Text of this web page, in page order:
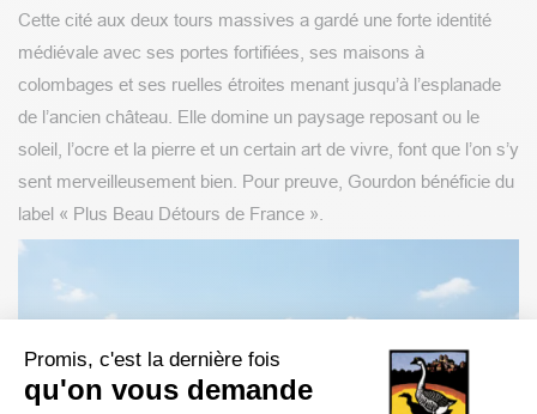
Promis, c'est la dernière fois
qu'on vous demande
Cette cité aux deux tours massives a gardé une forte identité
médiévale avec ses portes fortifiées, ses maisons à
colombages et ses ruelles étroites menant jusqu’à l’esplanade
de l’ancien château. Elle domine un paysage reposant ou le
soleil, l’ocre et la pierre et un certain art de vivre, font que l’on s’y
sent merveilleusement bien. Pour preuve, Gourdon bénéficie du
label « Plus Beau Détours de France ».